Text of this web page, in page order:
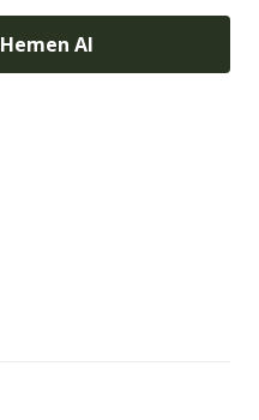
Hemen Al